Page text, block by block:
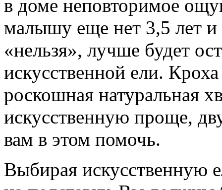
в доме неповторимое
малышу еще нет 3,5 лет и
«нельзя», лучше будет
искусственной ели. Кроха
роскошная натуральная
искусственную проще,
вам в этом помочь.
Выбирая искусственную